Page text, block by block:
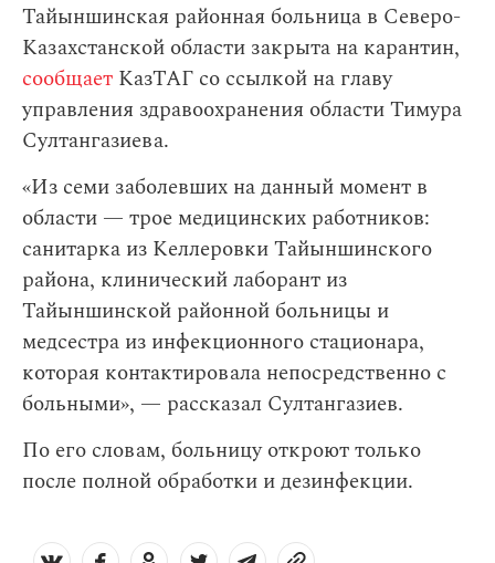
Тайыншинская районная больница в Северо-
Казахстанской области закрыта на карантин,
сообщает КазТАГ со ссылкой на главу
управления здравоохранения области Тимура
Султангазиева.
«Из семи заболевших на данный момент в
области — трое медицинских работников:
санитарка из Келлеровки Тайыншинского
района, клинический лаборант из
Тайыншинской районной больницы и
медсестра из инфекционного стационара,
которая контактировала непосредственно с
больными», — рассказал Султангазиев.
По его словам, больницу откроют только
после полной обработки и дезинфекции.